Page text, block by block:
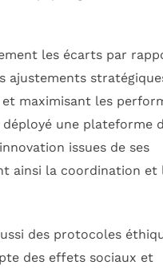
les écarts par
ajustements
maximisant les
une plateforme
issues de ses
ainsi la coordination et
des protocoles
des effets sociaux et